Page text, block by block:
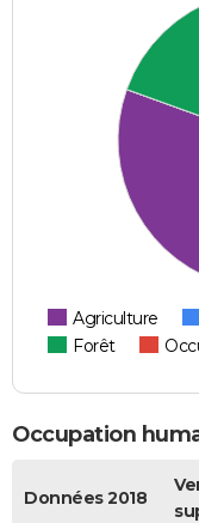
Agriculture
Forêt
Occupation
Données 2018